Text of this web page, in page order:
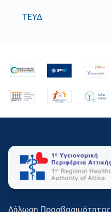
ΤΕΥΔ
Δήλωση Προσβασιμότητας